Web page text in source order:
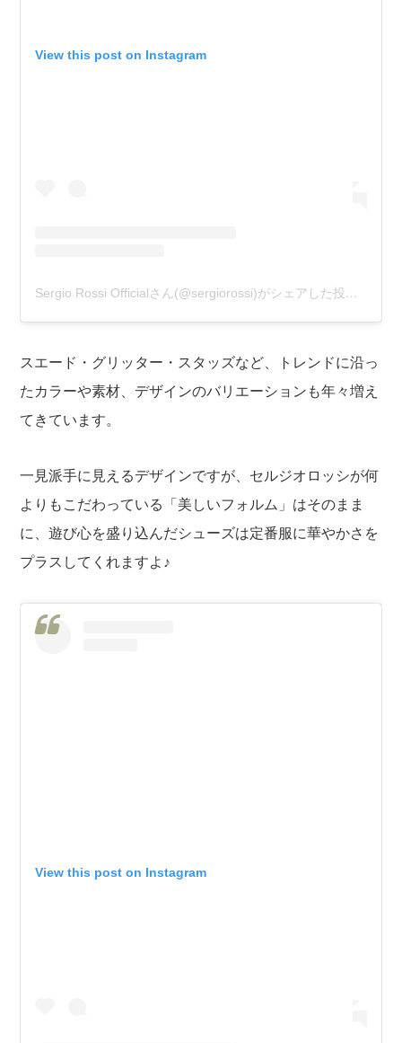
View this post on Instagram
Sergio Rossi Officialさん(@sergiorossi)がシェアした投稿
スエード・グリッター・スタッズなど、トレンドに沿っ
たカラーや素材、デザインのバリエーションも年々増え
てきています。
一見派手に見えるデザインですが、セルジオロッシが何
よりもこだわっている「美しいフォルム」はそのまま
に、遊び心を盛り込んだシューズは定番服に華やかさを
プラスしてくれますよ♪
View this post on Instagram